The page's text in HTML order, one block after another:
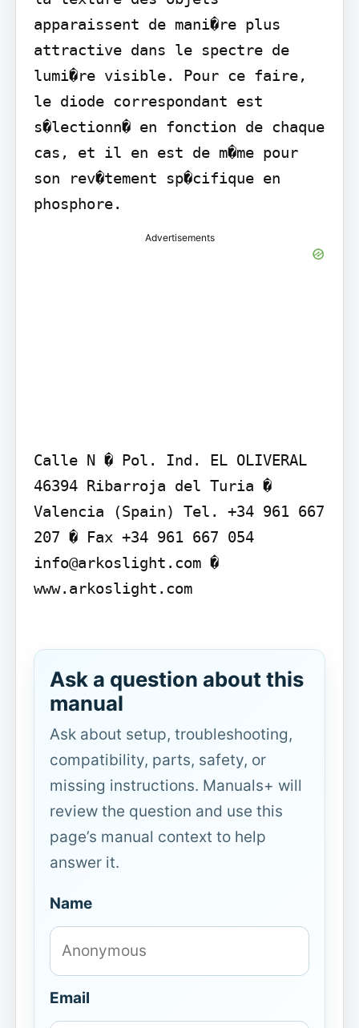
apparaissent de mani�re plus
attractive dans le spectre de
lumi�re visible. Pour ce faire,
le diode correspondant est
s�lectionn� en fonction de chaque
cas, et il en est de m�me pour
son rev�tement sp�cifique en
phosphore.
Advertisements
Calle N � Pol. Ind. EL OLIVERAL
46394 Ribarroja del Turia �
Valencia (Spain) Tel. +34 961 667
207 � Fax +34 961 667 054
info@arkoslight.com �
www.arkoslight.com
Ask a question about this
manual
Ask about setup, troubleshooting,
compatibility, parts, safety, or
missing instructions. Manuals+ will
review the question and use this
page’s manual context to help
answer it.
Name
Email